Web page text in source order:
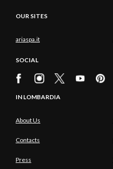
OUR SITES
ariaspa.it
SOCIAL
IN LOMBARDIA
About Us
Contacts
Press